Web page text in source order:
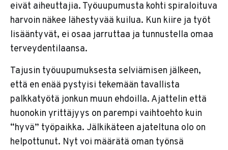
eivät aiheuttajia. Työuupumusta kohti spiraloituva
harvoin näkee lähestyvää kuilua. Kun kiire ja työt
lisääntyvät, ei osaa jarruttaa ja tunnustella omaa
terveydentilaansa.
Tajusin työuupumuksesta selviämisen jälkeen,
että en enää pystyisi tekemään tavallista
palkkatyötä jonkun muun ehdoilla. Ajattelin että
huonokin yrittäjyys on parempi vaihtoehto kuin
“hyvä” työpaikka. Jälkikäteen ajateltuna olo on
helpottunut. Nyt voi määrätä oman työnsä